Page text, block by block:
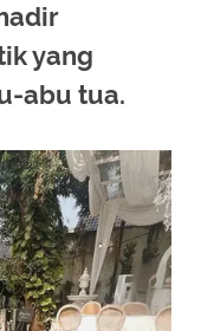
yang
abu tua.